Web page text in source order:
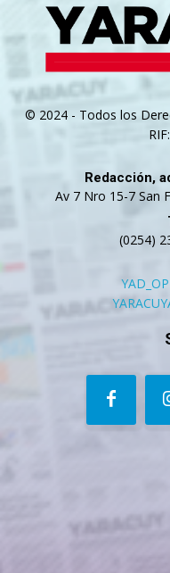
© 2024 - Todos los
Redacción,
Av 7 Nro 15-7 San
(0254)